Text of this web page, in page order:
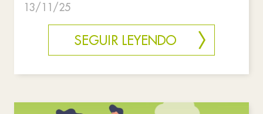
13/11/25
SEGUIR LEYENDO